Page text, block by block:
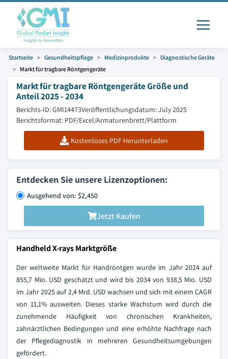
Startseite Gesundheitspflege Medizinprodukte
Diagnostische Geräte
Markt für tragbare Röntgengeräte
Markt für tragbare Röntgengeräte Größe und
Anteil 2025 - 2034
Berichts-ID: GMI14473Veröffentlichungsdatum: July 2025
Berichtsformat: PDF/Excel/Armaturenbrett/Plattform
Kostenloses PDF Herunterladen
Entdecken Sie unsere Lizenzoptionen:
Ausgehend von: $2,450
Jetzt Kaufen
Handheld X-rays Marktgröße
Der weltweite Markt für Handröntgen wurde im Jahr 2024 auf
855,7 Mio. USD geschätzt und wird bis 2034 von 938,5 Mio. USD
im Jahr 2025 auf 2,4 Mrd. USD wachsen und sich mit einem CAGR
von 11,1% ausweiten. Dieses starke Wachstum wird durch die
zunehmende Häufigkeit von chronischen Krankheiten,
zahnärztlichen Bedingungen und eine erhöhte Nachfrage nach
der Pflegediagnostik in mehreren Gesundheitsumgebungen
gefördert.